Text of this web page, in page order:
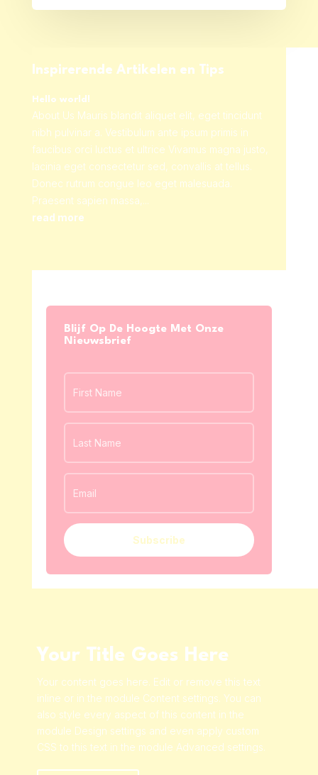
Inspirerende Artikelen en Tips
Hello world!
About Us Mauris blandit aliquet elit, eget tincidunt
nibh pulvinar a. Vestibulum ante ipsum primis in
faucibus orci luctus et ultrice Vivamus magna justo,
lacinia eget consectetur sed, convallis at tellus.
Donec rutrum congue leo eget malesuada.
Praesent sapien massa,...
read more
Blijf Op De Hoogte Met Onze
Nieuwsbrief
Subscribe
Your Title Goes Here
Your content goes here. Edit or remove this text
inline or in the module Content settings. You can
also style every aspect of this content in the
module Design settings and even apply custom
CSS to this text in the module Advanced settings.